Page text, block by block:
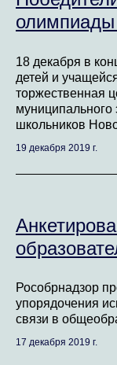
18 декабря в
детей и
торжественная
школьников
19 декабря 2019 г.
Рособрнадзор
упорядочения
связи в
17 декабря 2019 г.